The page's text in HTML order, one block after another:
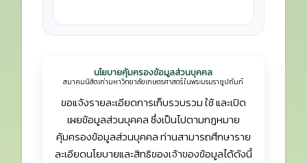
นโยบายคุ้มครองข้อมูลส่วนบุคคล
สมาคมนิสิตเก่ามหาวิทยาลัยเกษตรศาสตร์ ในพระบรมราชูปถัมภ์
ขอแจ้งรายละเอียดการเก็บรวบรวม ใช้ และเปิด
เผยข้อมูลส่วนบุคคล ซึ่งเป็นไปตามกฎหมาย
คุ้มครองข้อมูลส่วนบุคคล ท่านสามารถศึกษาราย
ละเอียดนโยบายและสิทธิของเจ้าของข้อมูลได้ดังนี้